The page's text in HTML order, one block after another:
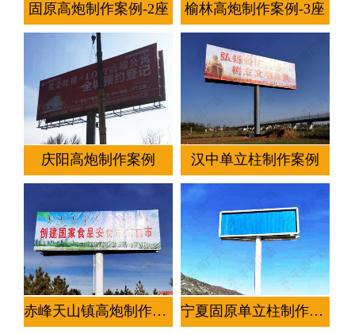
固原高炮制作案例-2座 榆林高炮制作案例-3座
庆阳高炮制作案例 汉中单立柱制作案例
赤峰天山镇高炮制作案例 宁夏固原单立柱制作案例-2座